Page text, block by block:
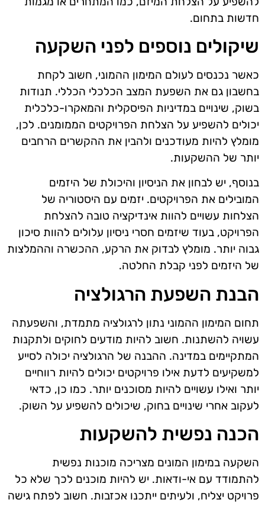
חדשות בתחום.
שיקולים נוספים לפני השקעה
כאשר נכנסים לעולם המימון ההמוני, חשוב לקחת
בחשבון גם את השפעת המצב הכלכלי הכללי. תנודות
בשוק, שינויים במדיניות הפיסקלית והמאקרו-כלכלית
יכולים להשפיע על הצלחת הפרויקטים הממומנים. לכן,
מומלץ להיות מעודכנים ולהבין את ההקשרים הרחבים
יותר של ההשקעות.
בנוסף, יש לבחון את הניסיון והיכולת של היזמים
המובילים את הפרויקטים. יזמים עם היסטוריה של
הצלחות עשויים להוות אינדיקציה טובה להצלחת
הפרויקט, בעוד שיזמים חסרי ניסיון עלולים להוות סיכון
גבוה יותר. מומלץ לבדוק את הרקע, ההכשרה וההמלצות
של היזמים לפני קבלת החלטה.
הבנת השפעת הרגולציה
תחום המימון ההמוני נתון לרגולציה מתמדת, והשפעתה
עשויה להשתנות. חשוב להיות מודעים לחוקים ולתקנות
המתקיימים במדינה. ההבנה של הרגולציה יכולה לסייע
למשקיעים לדעת אילו פרויקטים יכולים להיות רווחיים
יותר ואילו עשויים להיות מסוכנים יותר. כמו כן, כדאי
לעקוב אחרי שינויים בחוק, שיכולים להשפיע על השוק.
הכנה נפשית להשקעות
השקעה במימון המונים מצריכה מוכנות נפשית
להתמודד עם אי-ודאות. יש להיות מוכנים לכך שלא כל
פרויקט יצליח, ולעיתים ייתכנו אכזבות. חשוב לפתח גישה